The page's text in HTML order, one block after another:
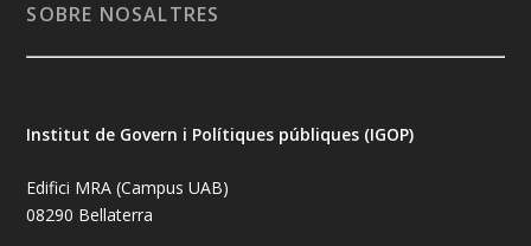
SOBRE NOSALTRES
Institut de Govern i Polítiques públiques (IGOP)
Edifici MRA (Campus UAB)
08290 Bellaterra